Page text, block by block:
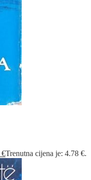
€Trenutna cijena je: 4.78 €.